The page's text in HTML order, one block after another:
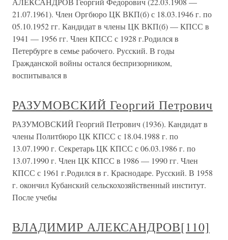
21.07.1961). Член Оргбюро ЦК ВКП(б) с 18.03.1946 г. по
05.10.1952 гг. Кандидат в члены ЦК ВКП(б) — КПСС в
1941 — 1956 гг. Член КПСС с 1928 г.Родился в
Петербурге в семье рабочего. Русский. В годы
Гражданской войны остался беспризорником,
воспитывался в
РАЗУМОВСКИЙ Георгий Петрович
РАЗУМОВСКИЙ Георгий Петрович (1936). Кандидат в
члены Политбюро ЦК КПСС с 18.04.1988 г. по
13.07.1990 г. Секретарь ЦК КПСС с 06.03.1986 г. по
13.07.1990 г. Член ЦК КПСС в 1986 — 1990 гг. Член
КПСС с 1961 г.Родился в г. Краснодаре. Русский. В 1958
г. окончил Кубанский сельскохозяйственный институт.
После учебы
ВЛАДИМИР АЛЕКСАНДРОВ[110]